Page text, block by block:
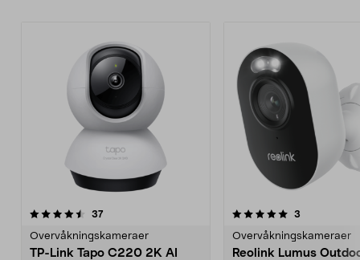
37anmeldelser
Overvåkningskameraer
TP-Link Tapo C220 2K AI
5.0 av 5 stjerner 3
Overvåkningskameraer
Reolink Lumus
4.5 av 5 stjerner